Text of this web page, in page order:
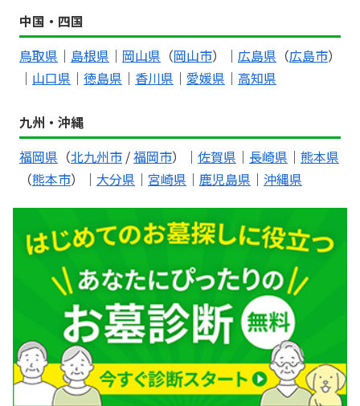
中国・四国
鳥取県 ｜ 島根県 ｜ 岡山県 （岡山市）｜ 広島県 （広島市）
｜ 山口県 ｜ 徳島県 ｜ 香川県 ｜ 愛媛県 ｜ 高知県
九州・沖縄
福岡県 （北九州市 /福岡市）｜ 佐賀県 ｜ 長崎県 ｜ 熊本県
（熊本市）｜ 大分県 ｜ 宮崎県 ｜ 鹿児島県 ｜ 沖縄県